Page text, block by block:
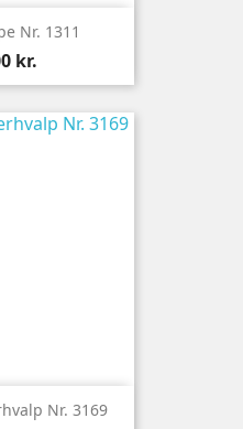
Nr. 1311
kr.
Nr. 3169